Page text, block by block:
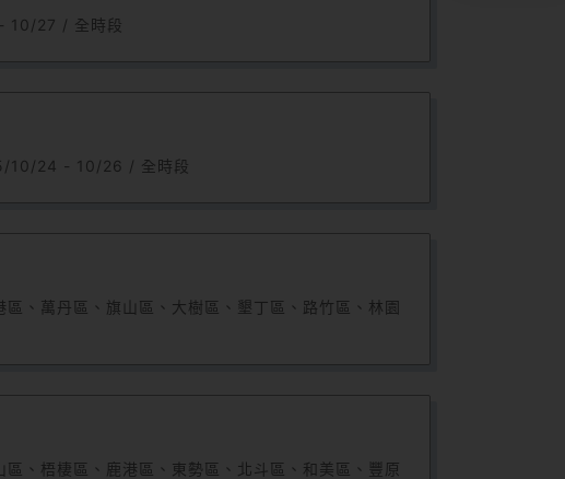
10/27 / 全時段
10/24 - 10/26 / 全時段
、萬丹區、旗山區、大樹區、墾丁區、路竹區、林園
、梧棲區、鹿港區、東勢區、北斗區、和美區、豐原